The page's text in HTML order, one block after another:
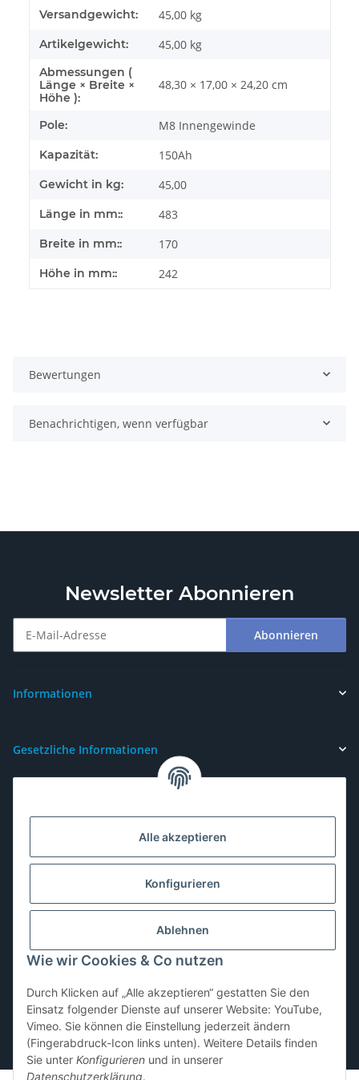
Alle akzeptieren
Konfigurieren
Ablehnen
Wie wir Cookies & Co nutzen
Durch Klicken auf „Alle akzeptieren“ gestatten Sie den
Einsatz folgender Dienste auf unserer Website: YouTube,
Vimeo. Sie können die Einstellung jederzeit ändern
(Fingerabdruck-Icon links unten). Weitere Details finden
Sie unter Konfigurieren und in unserer
Datenschutzerklärung.
Produkteigenschaft
Wert
Versandgewicht: 45,00 kg
Artikelgewicht: 45,00 kg
Abmessungen (
Länge × Breite ×
Höhe ):
48,30 × 17,00 × 24,20 cm
Pole: M8 Innengewinde
Kapazität: 150Ah
Gewicht in kg: 45,00
Länge in mm:: 483
Breite in mm:: 170
Höhe in mm:: 242
Bewertungen
Benachrichtigen, wenn verfügbar
Newsletter Abonnieren
Abonnieren
Informationen
Gesetzliche Informationen
Vertrag widerrufen
* Alle Preise inkl. gesetzlicher USt., zzgl.Versand